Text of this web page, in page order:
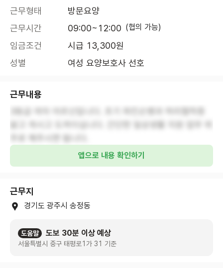
근무형태
방문요양
근무시간
09:00~12:00 (협의 가능)
임금조건
시급 13,300원
성별
여성 요양보호사 선호
근무내용
앱으로 내용 확인하기
근무지
경기도 광주시 송정동
도움말 도보 30분 이상 예상
서울특별시 중구 태평로1가 31 기준